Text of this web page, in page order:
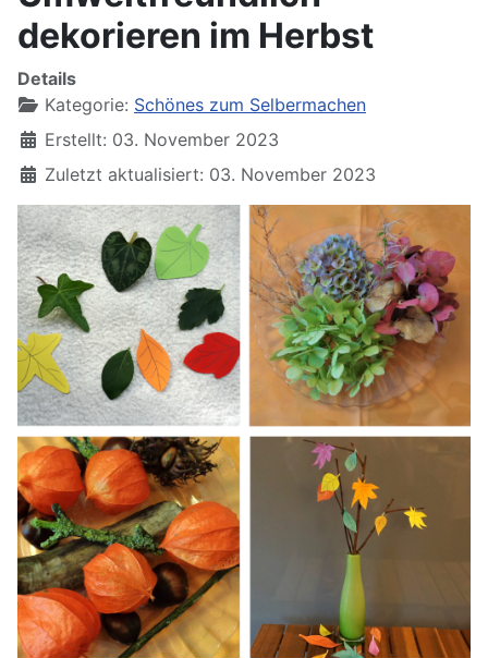
dekorieren im Herbst
Details
Kategorie: Schönes zum Selbermachen
Erstellt: 03. November 2023
Zuletzt aktualisiert: 03. November 2023